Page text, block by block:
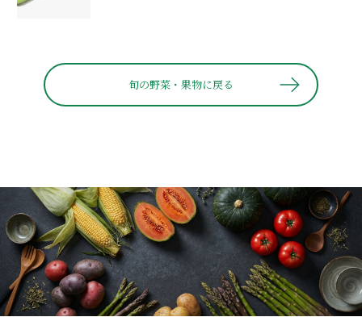
旬の野菜・果物に戻る